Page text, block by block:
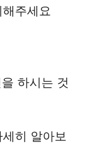
주세요
하시는 것
히 알아보